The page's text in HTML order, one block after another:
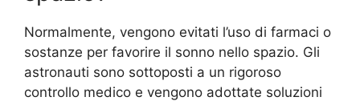
Normalmente, vengono evitati l’uso di farmaci o
sostanze per favorire il sonno nello spazio. Gli
astronauti sono sottoposti a un rigoroso
controllo medico e vengono adottate soluzioni